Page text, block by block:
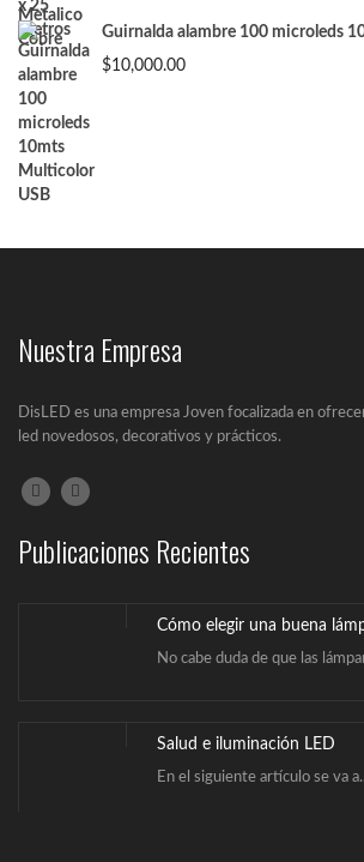
era:
es:
Guirnalda alambre 100 microleds
$10,000.00
Nuestra Empresa
DisLED es una empresa Joven focalizada en
led novedosos, decorativos y prácticos.
Publicaciones Recientes
Salud e iluminación LED
Cómo elegir una buena
No cabe duda de que las
Salud e iluminación LED
En el siguiente artículo se va